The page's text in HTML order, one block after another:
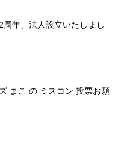
周年、法人設立いたしまし
まこ の ミスコン 投票お願